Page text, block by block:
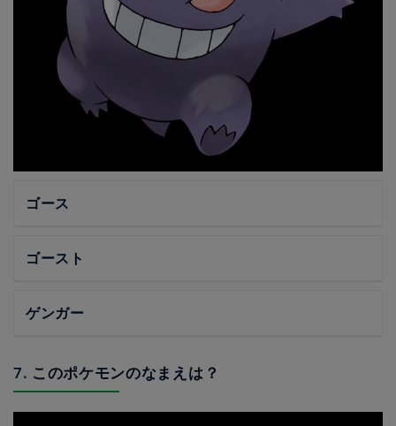
ゴース
ゴースト
ゲンガー
7. このポケモンのなまえは？